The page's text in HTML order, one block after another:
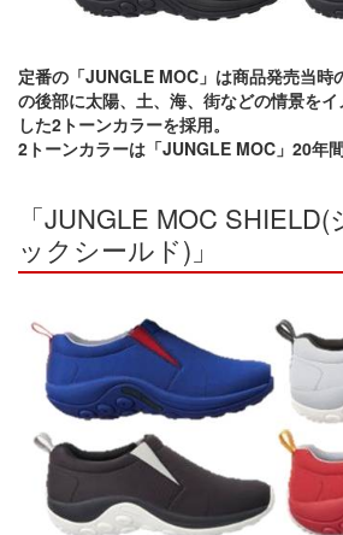
定番の「JUNGLE MOC」は商品発売当時
の後部に太陽、土、海、街などの情景を
した2トーンカラーを採用。
2トーンカラーは「JUNGLE MOC」20年
「JUNGLE MOC
ックシールド)」